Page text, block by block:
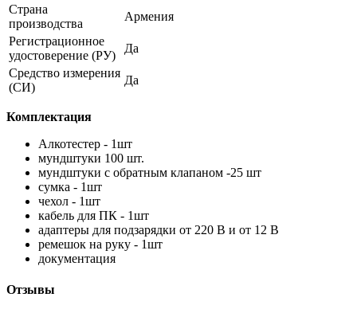
Страна
производства
Армения
Регистрационное
удостоверение (РУ)
Да
Средство измерения
(СИ)
Да
Комплектация
Алкотестер - 1шт
мундштуки 100 шт.
мундштуки с обратным клапаном -25 шт
сумка - 1шт
чехол - 1шт
кабель для ПК - 1шт
адаптеры для подзарядки от 220 В и от 12 В
ремешок на руку - 1шт
документация
Отзывы